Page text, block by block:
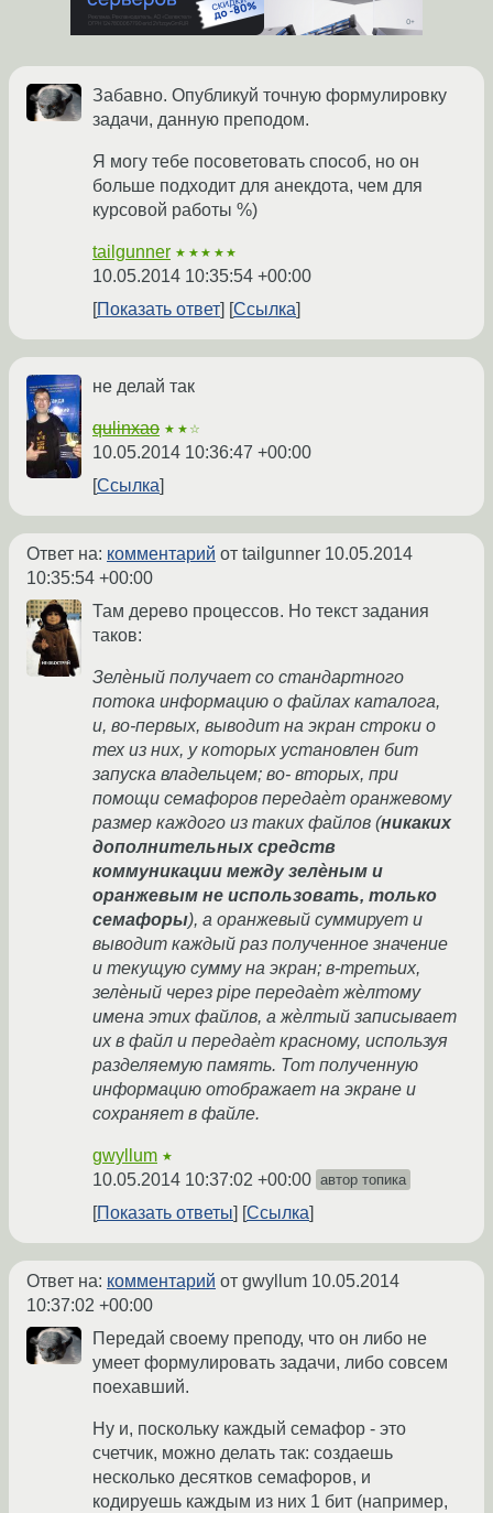
Забавно. Опубликуй точную формулировку
задачи, данную преподом.
Я могу тебе посоветовать способ, но он
больше подходит для анекдота, чем для
курсовой работы %)
tailgunner ★★★★★
10.05.2014 10:35:54 +00:00
Показать ответ
Ссылка
не делай так
qulinxao ★★☆
10.05.2014 10:36:47 +00:00
Ссылка
Ответ на: комментарий от tailgunner 10.05.2014
10:35:54 +00:00
Там дерево процессов. Но текст задания
таков:
Зелѐный получает со стандартного
потока информацию о файлах каталога,
и, во-первых, выводит на экран строки о
тех из них, у которых установлен бит
запуска владельцем; во- вторых, при
помощи семафоров передаѐт оранжевому
размер каждого из таких файлов (никаких
дополнительных средств
коммуникации между зелѐным и
оранжевым не использовать, только
семафоры), а оранжевый суммирует и
выводит каждый раз полученное значение
и текущую сумму на экран; в-третьих,
зелѐный через pipe передаѐт жѐлтому
имена этих файлов, а жѐлтый записывает
их в файл и передаѐт красному, используя
разделяемую память. Тот полученную
информацию отображает на экране и
сохраняет в файле.
gwyllum ★
10.05.2014 10:37:02 +00:00 автор топика
Показать ответы Ссылка
Ответ на: комментарий от gwyllum 10.05.2014
10:37:02 +00:00
Передай своему преподу, что он либо не
умеет формулировать задачи, либо совсем
поехавший.
Ну и, поскольку каждый семафор - это
счетчик, можно делать так: создаешь
несколько десятков семафоров, и
кодируешь каждым из них 1 бит (например,